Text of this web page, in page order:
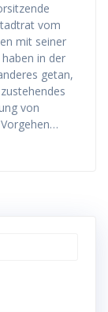
vom
mit seiner
in der
getan,
von